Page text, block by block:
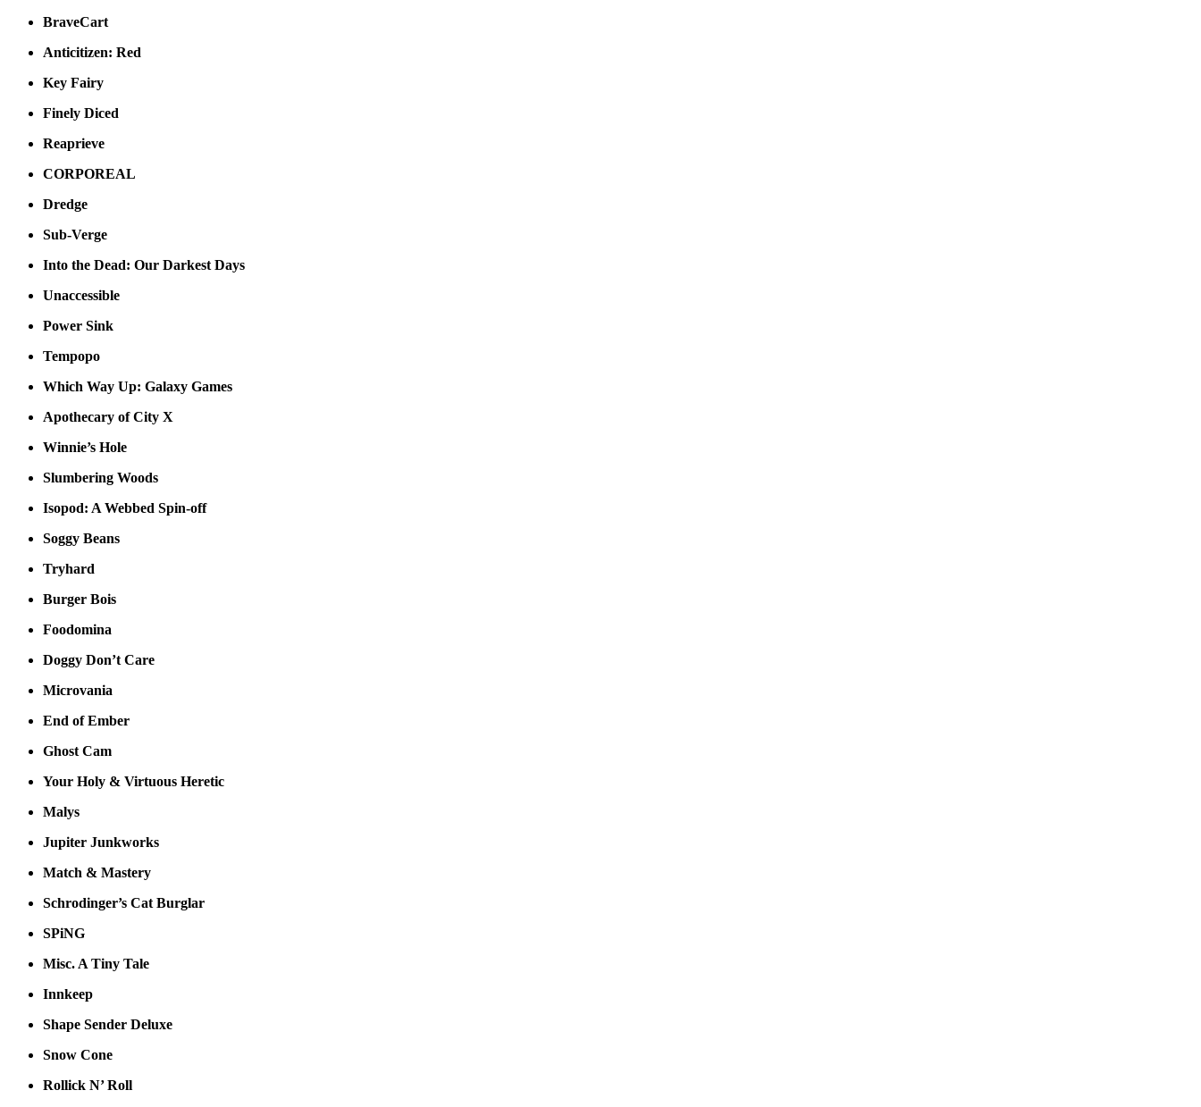
BraveCart
Anticitizen: Red
Key Fairy
Finely Diced
Reaprieve
CORPOREAL
Dredge
Sub-Verge
Into the Dead: Our Darkest Days
Unaccessible
Power Sink
Tempopo
Which Way Up: Galaxy Games
Apothecary of City X
Winnie’s Hole
Slumbering Woods
Isopod: A Webbed Spin-off
Soggy Beans
Tryhard
Burger Bois
Foodomina
Doggy Don’t Care
Microvania
End of Ember
Ghost Cam
Your Holy & Virtuous Heretic
Malys
Jupiter Junkworks
Match & Mastery
Schrodinger’s Cat Burglar
SPiNG
Misc. A Tiny Tale
Innkeep
Shape Sender Deluxe
Snow Cone
Rollick N’ Roll